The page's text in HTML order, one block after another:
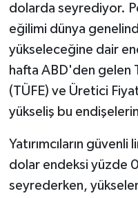
dolarda seyrediyor.
eğilimi dünya
yükseleceğine dair
hafta ABD'den gelen
(TÜFE) ve Üretici
yükseliş bu
Yatırımcıların
dolar endeksi yüzde
seyrederken,